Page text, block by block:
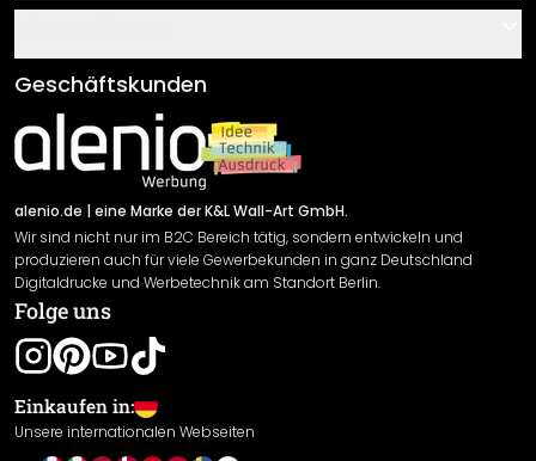
Klebe- und Montageanleitungen
Newsletter An-/Abmeldung
Sendungsverfolgung
AGB
Impressum
Versand & Zahlung
Rücksendung
Widerrufsrecht
Datenschutzerklärung
Gewährleistung
Leistungserklärung / CE-Zeichen
Cookie Einstellungen
Geschäftskunden
alenio.de | eine Marke der K&L Wall-Art GmbH.
Wir sind nicht nur im B2C Bereich tätig, sondern entwickeln und
produzieren auch für viele Gewerbekunden in ganz Deutschland
Digitaldrucke und Werbetechnik am Standort Berlin.
Folge uns
Einkaufen in:
Unsere internationalen Webseiten